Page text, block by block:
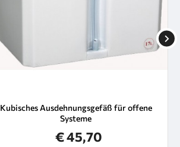
Kubisches Ausdehnungsgefäß für offene
Systeme
€ 45,70